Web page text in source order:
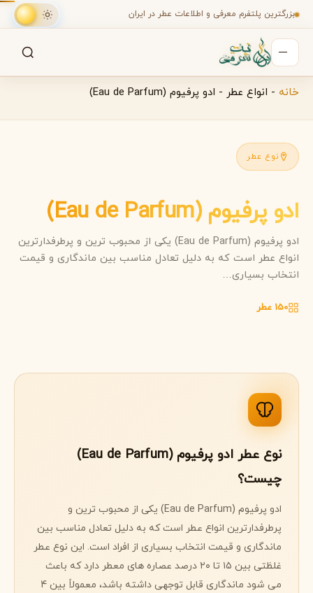
بزرگترین پلتفرم معرفی و اطلاعات عطر در ایران
خانه - انواع عطر - ادو پرفیوم (Eau de Parfum)
نوع عطر
ادو پرفیوم (Eau de Parfum)
ادو پرفیوم (Eau de Parfum) یکی از محبوب ترین و پرطرفدارترین
انواع عطر است که به دلیل تعادل مناسب بین ماندگاری و قیمت
انتخاب بسیاری…
150 عطر
نوع عطر ادو پرفیوم (Eau de Parfum)
چیست؟
ادو پرفیوم (Eau de Parfum) یکی از محبوب ترین و
پرطرفدارترین انواع عطر است که به دلیل تعادل مناسب بین
ماندگاری و قیمت انتخاب بسیاری از افراد است. این نوع عطر
غلظتی بین ۱۵ تا ۲۰ درصد عصاره های معطر دارد که باعث
می شود ماندگاری قابل توجهی داشته باشد، معمولاً بین ۴